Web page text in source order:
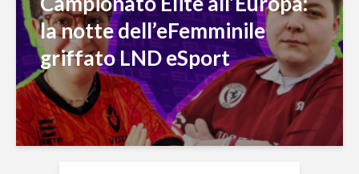
la notte dell’eFemminile
griffato LND eSport